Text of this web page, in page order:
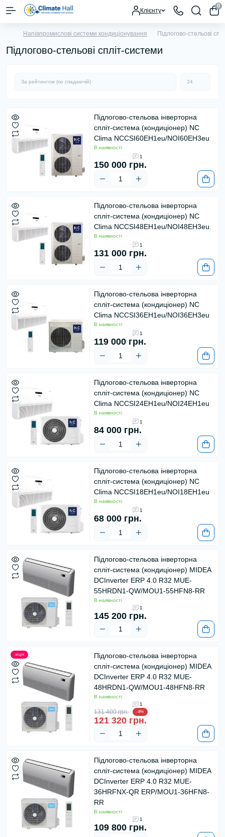
Клієнту
0
Напівпромислові системи кондиціонування Підлогово-стельові
Підлогово-стельові спліт-системи
Підлогово-стельова інверторна
спліт-система (кондиціонер) NC
Clima NCCSI60EH1eu/NOI60EH3eu
В наявності
1
150 000 грн.
Підлогово-стельова інверторна
спліт-система (кондиціонер) NC
Clima NCCSI48EH1eu/NOI48EH3eu
В наявності
1
131 000 грн.
Підлогово-стельова інверторна
спліт-система (кондиціонер) NC
Clima NCCSI36EH1eu/NOI36EH3eu
В наявності
1
119 000 грн.
Підлогово-стельова інверторна
спліт-система (кондиціонер) NC
Clima NCCSI24EH1eu/NOI24EH1eu
В наявності
1
84 000 грн.
Підлогово-стельова інверторна
спліт-система (кондиціонер) NC
Clima NCCSI18EH1eu/NOI18EH1eu
В наявності
1
68 000 грн.
Підлогово-стельова інверторна
спліт-система (кондиціонер) MIDEA
DCInverter ERP 4.0 R32 MUE-
55HRDN1-QW/MOU1-55HFN8-RR
В наявності
1
145 200 грн.
акція
Підлогово-стельова інверторна
спліт-система (кондиціонер) MIDEA
DCInverter ERP 4.0 R32 MUE-
48HRDN1-QW/MOU1-48HFN8-RR
В наявності
1
131 400 грн. -8%
121 320 грн.
Підлогово-стельова інверторна
спліт-система (кондиціонер) MIDEA
DCInverter ERP 4.0 R32 MUE-
36HRFNX-QR ERP/MOU1-36HFN8-
RR
В наявності
1
109 800 грн.